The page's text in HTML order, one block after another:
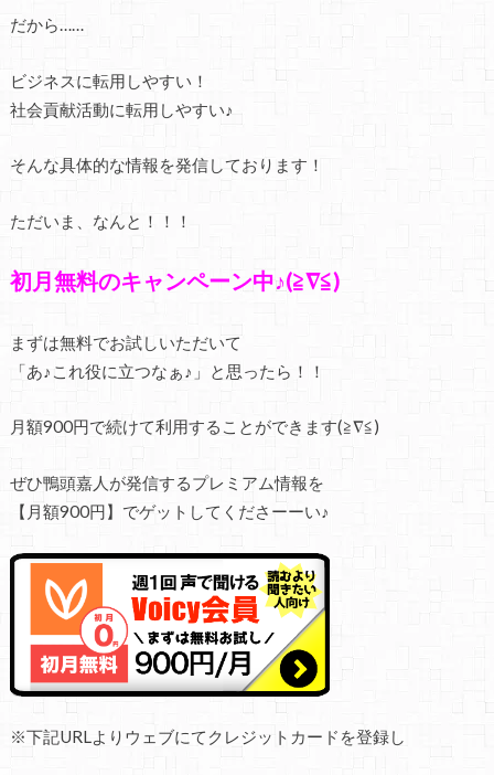
だから……
ビジネスに転用しやすい！
社会貢献活動に転用しやすい♪
そんな具体的な情報を発信しております！
ただいま、なんと！！！
初月無料のキャンペーン中♪(≧∇≦)
まずは無料でお試しいただいて
「あ♪これ役に立つなぁ♪」と思ったら！！
月額900円で続けて利用することができます(≧∇≦)
ぜひ鴨頭嘉人が発信するプレミアム情報を
【月額900円】でゲットしてくださーーい♪
※下記URL よりウェブにてクレジットカードを登録し